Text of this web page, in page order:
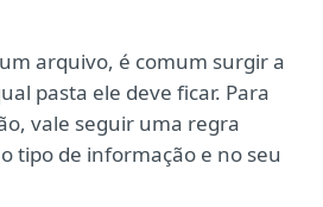
arquivo, é comum surgir a
pasta ele deve ficar. Para
vale seguir uma regra
tipo de informação e no seu